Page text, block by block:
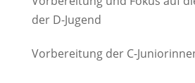
der D-Jugend
Vorbereitung der C-